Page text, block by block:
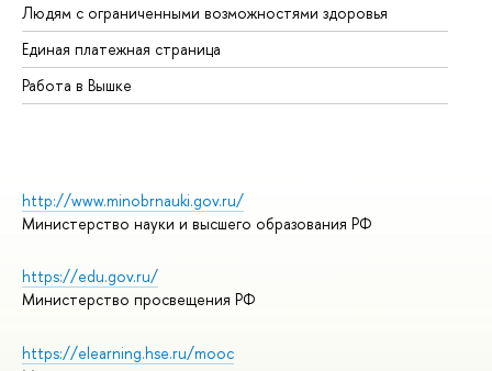
Людям с ограниченными возможностями здоровья
Единая платежная страница
Работа в Вышке
http://www.minobrnauki.gov.ru/
Министерство науки и высшего образования РФ
https://edu.gov.ru/
Министерство просвещения РФ
https://elearning.hse.ru/mooc